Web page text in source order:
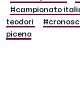
#campionato
teodori
piceno